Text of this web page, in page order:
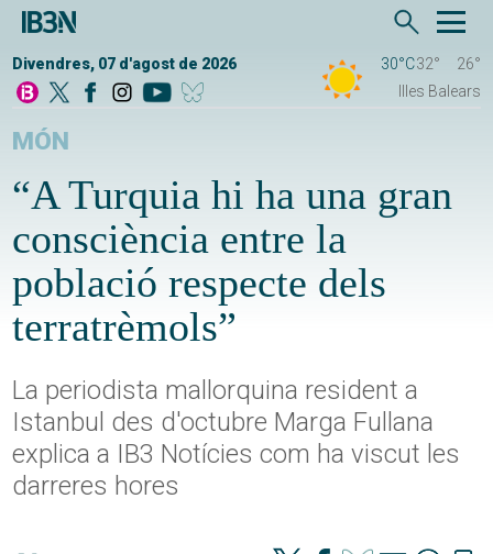
Divendres, 07 d'agost de 2026 30°C32°
26°
Illes Balears
MÓN
“A Turquia hi ha una gran
consciència entre la
població respecte dels
terratrèmols”
La periodista mallorquina resident a
Istanbul des d'octubre Marga Fullana
explica a IB3 Notícies com ha viscut les
darreres hores